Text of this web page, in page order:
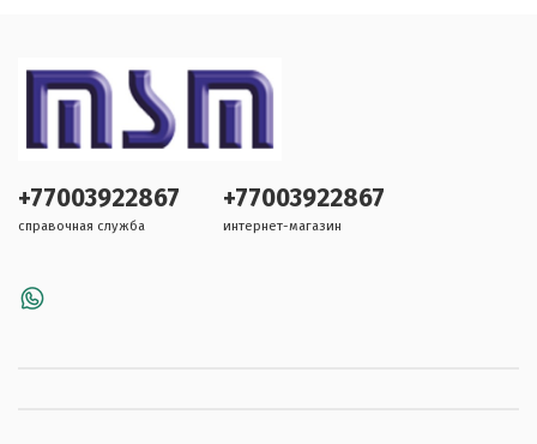
+77003922867
справочная служба
+77003922867
интернет-магазин